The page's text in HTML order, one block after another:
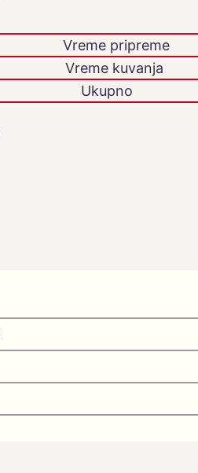
Vreme pripreme
Vreme kuvanja
Ukupno